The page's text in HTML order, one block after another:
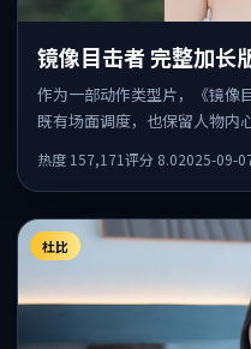
镜像目击者 完整加长
作为一部动作类型片，《镜像
既有场面调度，也保留人物内
热度 157,171评分 8.02025-09-
杜比